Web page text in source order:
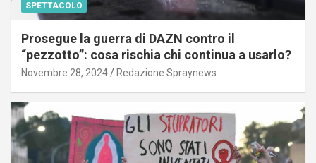
SPETTACOLO
Prosegue la guerra di DAZN contro il
“pezzotto”: cosa rischia chi continua a usarlo?
Novembre 28, 2024 Redazione Spraynews